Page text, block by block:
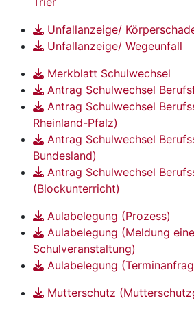
Unfallanzeige/
Unfallanzeige/ Wegeunfall
Merkblatt Schulwechsel
Antrag Schulwechsel
Antrag Schulwechsel
Rheinland-Pfalz)
Antrag Schulwechsel
Bundesland)
Antrag Schulwechsel
(Blockunterricht)
Aulabelegung (Prozess)
Aulabelegung (Meldung
Schulveranstaltung)
Aulabelegung
Mutterschutz